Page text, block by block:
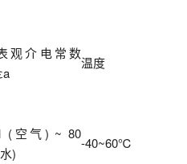
观介电常数
温度
(空气) ~ 80
)
-40~60℃